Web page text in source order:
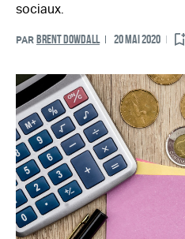
sociaux.
PAR BRENT DOWDALL 20 MAI 2020